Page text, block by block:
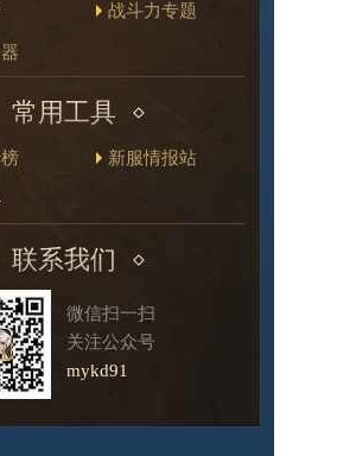
战斗力专题
常用工具
新服情报站
联系我们
微信扫一扫
关注公众号
mykd91